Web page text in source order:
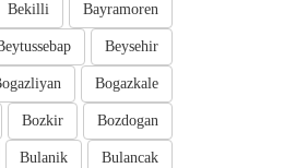
Bayramoren
Bekilli
Beysehir
Bogazkale
Bozdogan
Bozkir
Bulancak
Bulanik